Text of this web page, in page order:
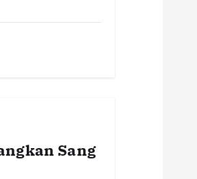
Sang